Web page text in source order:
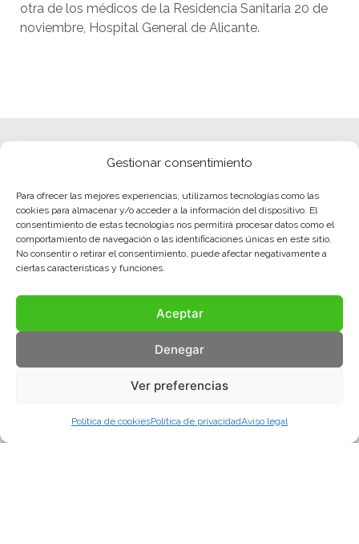
Gestionar consentimiento
Para ofrecer las mejores experiencias, utilizamos tecnologías como las
cookies para almacenar y/o acceder a la información del dispositivo. El
consentimiento de estas tecnologías nos permitirá procesar datos como el
comportamiento de navegación o las identificaciones únicas en este sitio.
No consentir o retirar el consentimiento, puede afectar negativamente a
ciertas características y funciones.
Aceptar
Denegar
Ver preferencias
Política de cookiesPolítica de privacidadAviso legal
otra de los médicos de la Residencia Sanitaria 20 de
noviembre, Hospital General de Alicante.